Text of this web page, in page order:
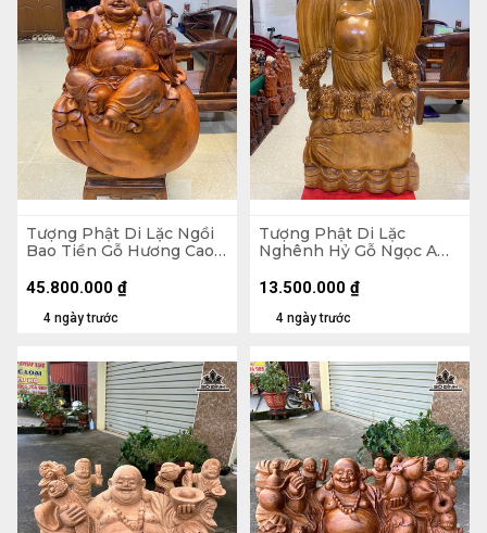
Tượng Phật Di Lặc Ngồi
Bao Tiền Gỗ Hương Cao
- 155kg
4 ngày trước
45.800.000 ₫
Tượng Phật Di Lặc
Nghênh Hỷ Gỗ Ngọc Am
(cm)
4 ngày trước
13.500.000 ₫